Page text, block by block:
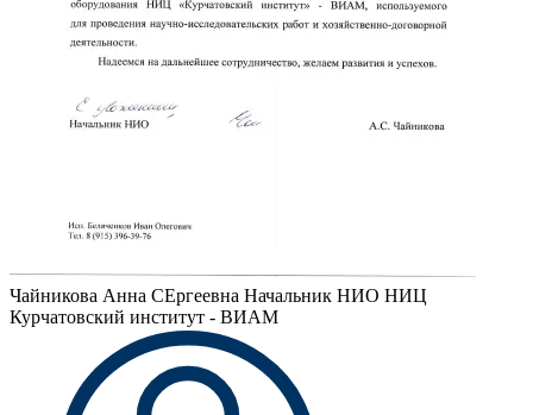
Чайникова Анна СЕргеевна Начальник НИО НИЦ
Курчатовский институт - ВИАМ